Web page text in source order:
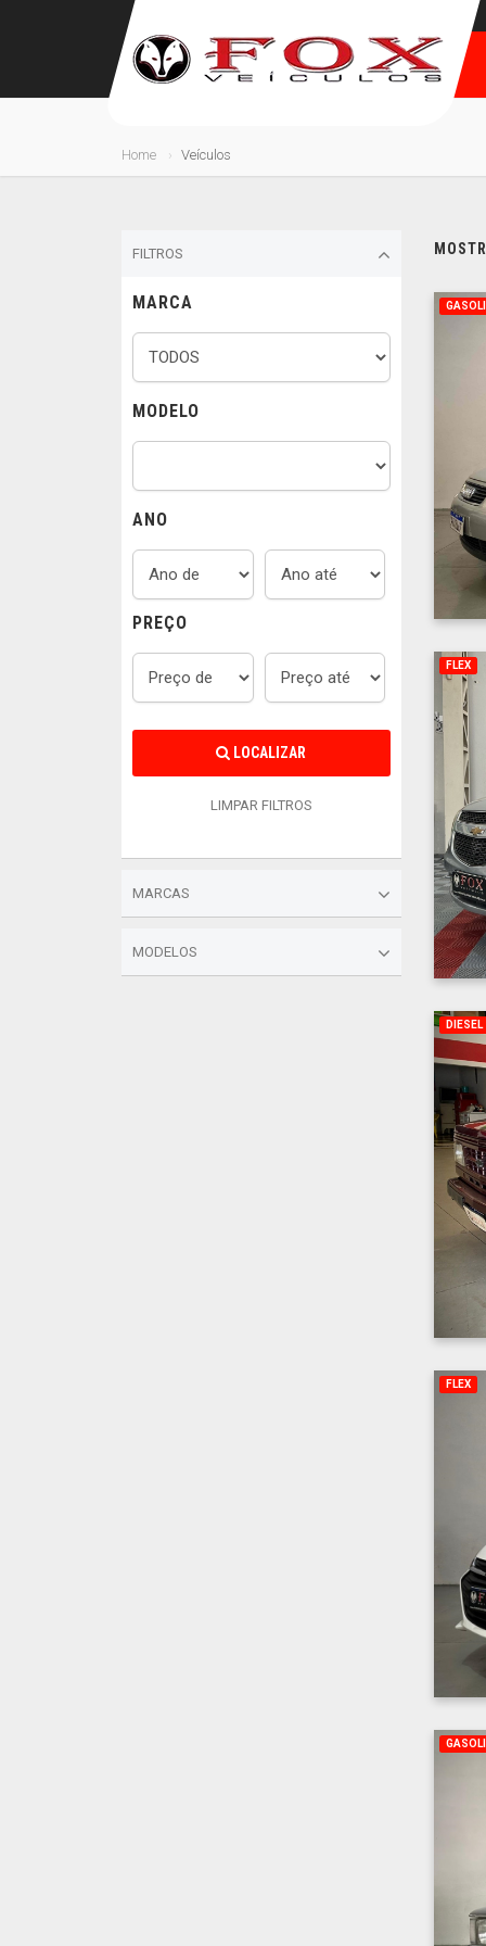
Home Veículos
FILTROS
MARCA
MODELO
ANO
PREÇO
LOCALIZAR
LIMPAR FILTROS
MARCAS
MODELOS
FLEX
DIESEL
FLEX